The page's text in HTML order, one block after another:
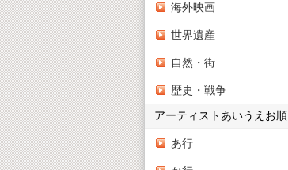
海外映画
世界遺産
自然・街
歴史・戦争
アーティストあいうえお順
あ行